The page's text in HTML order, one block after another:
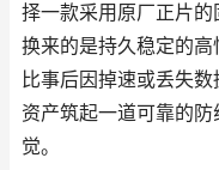
择一款采用原厂正片
换来的是持久稳定的
比事后因掉速或丢失
资产筑起一道可靠的
觉。